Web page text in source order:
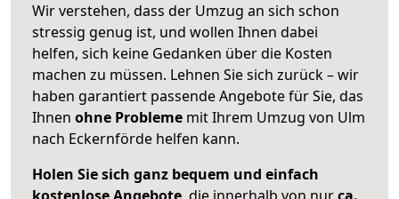
Wir verstehen, dass der Umzug an sich schon
stressig genug ist, und wollen Ihnen dabei
helfen, sich keine Gedanken über die Kosten
machen zu müssen. Lehnen Sie sich zurück – wir
haben garantiert passende Angebote für Sie, das
Ihnen ohne Probleme mit Ihrem Umzug von Ulm
nach Eckernförde helfen kann.
Holen Sie sich ganz bequem und einfach